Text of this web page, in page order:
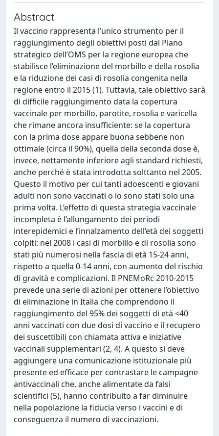
Abstract
Il vaccino rappresenta l’unico strumento per il
raggiungimento degli obiettivi posti dal Piano
strategico dell’OMS per la regione europea che
stabilisce l’eliminazione del morbillo e della rosolia
e la riduzione dei casi di rosolia congenita nella
regione entro il 2015 (1). Tuttavia, tale obiettivo sarà
di difficile raggiungimento data la copertura
vaccinale per morbillo, parotite, rosolia e varicella
che rimane ancora insufficiente: se la copertura
con la prima dose appare buona sebbene non
ottimale (circa il 90%), quella della seconda dose è,
invece, nettamente inferiore agli standard richiesti,
anche perché è stata introdotta solttanto nel 2005.
Questo il motivo per cui tanti adoescenti e giovani
adulti non sono vaccinati o lo sono stati solo una
prima volta. L’effetto di questa strategia vaccinale
incompleta è l’allungamento dei periodi
interepidemici e l’innalzamento dell’età dei soggetti
colpiti: nel 2008 i casi di morbillo e di rosolia sono
stati più numerosi nella fascia di età 15-24 anni,
rispetto a quella 0-14 anni, con aumento del rischio
di gravità e complicazioni. Il PNEMoRc 2010-2015
prevede una serie di azioni per ottenere l’obiettivo
di eliminazione in Italia che comprendono il
raggiungimento del 95% dei soggetti di età <40
anni vaccinati con due dosi di vaccino e il recupero
dei suscettibili con chiamata attiva e iniziative
vaccinali supplementari (2, 4). A questo si deve
aggiungere una comunicazione istituzionale più
presente ed efficace per contrastare le campagne
antivaccinali che, anche alimentate da falsi
scientifici (5), hanno contribuito a far diminuire
nella popolazione la fiducia verso i vaccini e di
conseguenza il numero di vaccinazioni.